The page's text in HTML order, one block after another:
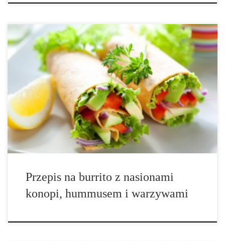
Łatwy przepis na burrito, którym na pewno zachwycisz grupę
swoich przyjaciół. Następnym razem, gdy będziesz szukał pomysłu
na zdrowy i satysfakcjonujący obiad lub kolację – wybierz ten,
ponieważ z pewnością się nie zawiedziesz. Przepis jest całkowicie
wegański, czyli idealny dla […]
Przepis na burrito z nasionami
konopi, hummusem i warzywami